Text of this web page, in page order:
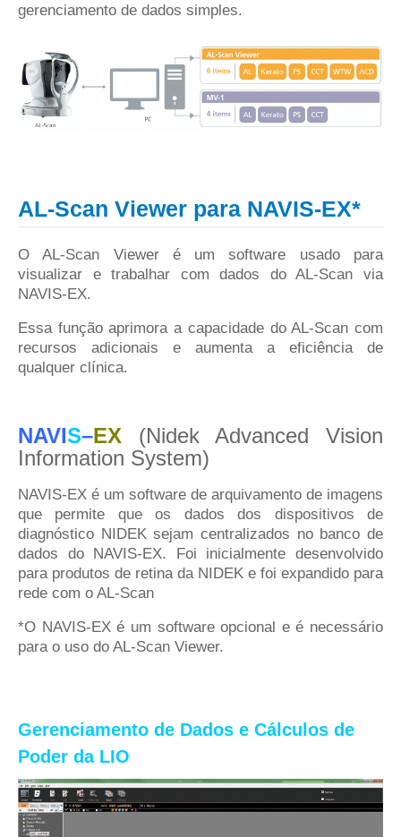
gerenciamento de dados simples.
AL-Scan Viewer para NAVIS-EX*
O AL-Scan Viewer é um software usado para
visualizar e trabalhar com dados do AL-Scan via
NAVIS-EX.
Essa função aprimora a capacidade do AL-Scan com
recursos adicionais e aumenta a eficiência de
qualquer clínica.
NAVIS–EX (Nidek Advanced Vision
Information System)
NAVIS-EX é um software de arquivamento de imagens
que permite que os dados dos dispositivos de
diagnóstico NIDEK sejam centralizados no banco de
dados do NAVIS-EX. Foi inicialmente desenvolvido
para produtos de retina da NIDEK e foi expandido para
rede com o AL-Scan
*O NAVIS-EX é um software opcional e é necessário
para o uso do AL-Scan Viewer.
Gerenciamento de Dados e Cálculos de
Poder da LIO